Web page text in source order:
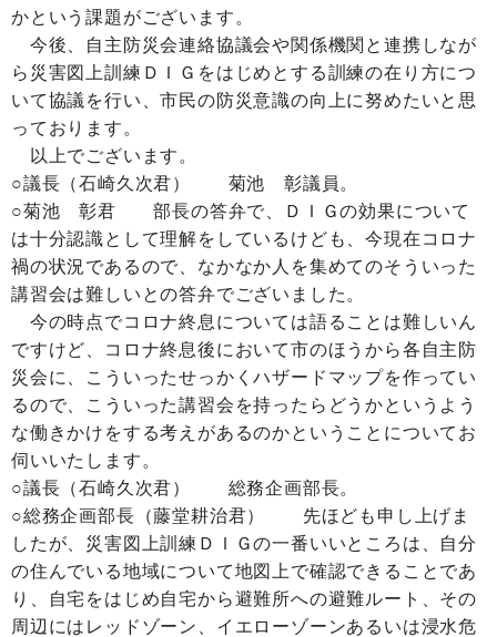
かという課題がございます。
今後、自主防災会連絡協議会や関係機関と連携しなが
ら災害図上訓練ＤＩＧをはじめとする訓練の在り方につ
いて協議を行い、市民の防災意識の向上に努めたいと思
っております。
以上でございます。
○議長（石崎久次君） 菊池 彰議員。
○菊池 彰君 部長の答弁で、ＤＩＧの効果について
は十分認識として理解をしているけども、今現在コロナ
禍の状況であるので、なかなか人を集めてのそういった
講習会は難しいとの答弁でございました。
今の時点でコロナ終息については語ることは難しいん
ですけど、コロナ終息後において市のほうから各自主防
災会に、こういったせっかくハザードマップを作ってい
るので、こういった講習会を持ったらどうかというよう
な働きかけをする考えがあるのかということについてお
伺いいたします。
○議長（石崎久次君） 総務企画部長。
○総務企画部長（藤堂耕治君） 先ほども申し上げま
したが、災害図上訓練ＤＩＧの一番いいところは、自分
の住んでいる地域について地図上で確認できることであ
り、自宅をはじめ自宅から避難所への避難ルート、その
周辺にはレッドゾーン、イエローゾーンあるいは浸水危